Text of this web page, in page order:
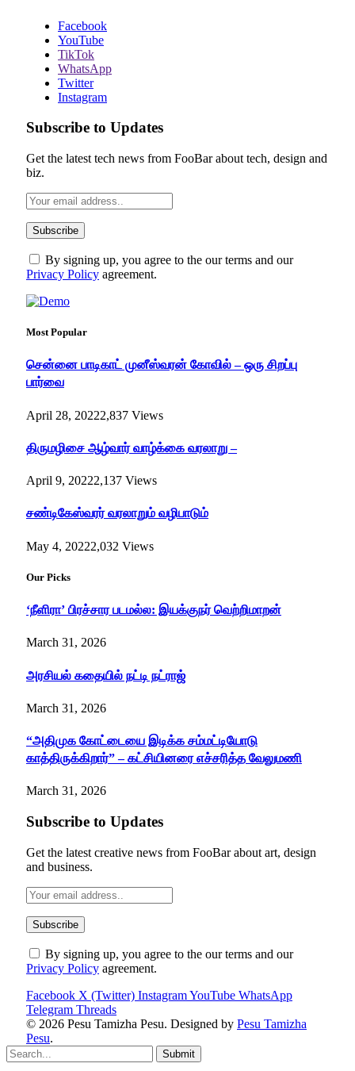
Facebook
YouTube
TikTok
WhatsApp
Twitter
Instagram
Subscribe to Updates
Get the latest tech news from FooBar about tech, design and
biz.
By signing up, you agree to the our terms and our
Privacy Policy agreement.
Most Popular
சென்னை பாடிகாட் முனீஸ்வரன் கோவில் – ஒரு சிறப்பு
பார்வை
April 28, 20222,837 Views
திருமழிசை ஆழ்வார் வாழ்க்கை வரலாறு –
April 9, 20222,137 Views
சண்டிகேஸ்வரர் வரலாறும் வழிபாடும்
May 4, 20222,032 Views
Our Picks
‘நீளிரா’ பிரச்சார படமல்ல: இயக்குநர் வெற்றிமாறன்
March 31, 2026
அரசியல் கதையில் நட்டி நட்ராஜ்
March 31, 2026
“அதிமுக கோட்டையை இடிக்க சம்மட்டியோடு
காத்திருக்கிறார்” – கட்சியினரை எச்சரித்த வேலுமணி
March 31, 2026
Subscribe to Updates
Get the latest creative news from FooBar about art, design
and business.
By signing up, you agree to the our terms and our
Privacy Policy agreement.
Facebook X (Twitter) InstagramYouTube WhatsApp
Telegram Threads
© 2026 Pesu Tamizha Pesu. Designed by Pesu Tamizha
Pesu.
Submit